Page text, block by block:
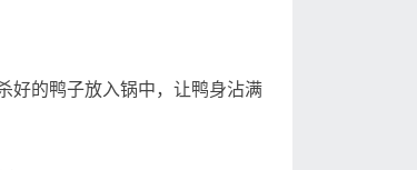
的鸭子放入锅中，让鸭身沾满